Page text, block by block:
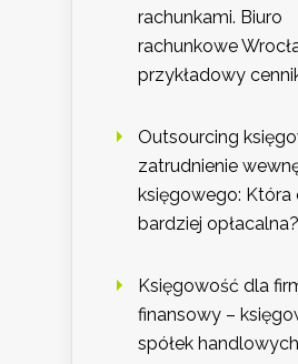
rachunkami. Biuro
rachunkowe
przykładowy
Outsourcing
zatrudnienie
księgowego: Która
bardziej opłacalna?
Księgowość dla
finansowy –
spółek